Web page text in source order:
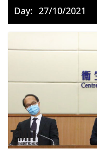
Day: 27/10/2021